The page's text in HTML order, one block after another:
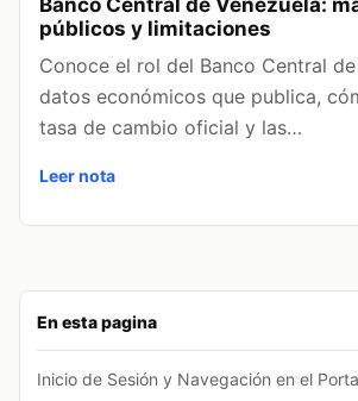
En esta pagina
Inicio de Sesión y Navegación en el
Banco Central de Venezuela:
públicos y limitaciones
Conoce el rol del Banco Central
datos económicos que publica,
tasa de cambio oficial y las…
Leer nota